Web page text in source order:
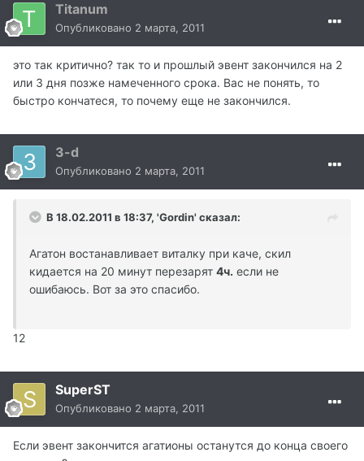
Titanum
Опубликовано 2 марта, 2011
это так критично? так то и прошлый эвент закончился на 2
или 3 дня позже намеченного срока. Вас не понять, то
быстро кончатеся, то почему еще не закончился.
3-d
Опубликовано 2 марта, 2011
В 18.02.2011 в 18:37, 'Gordin' сказал:
Агатон востанавливает виталку при каче, скил
кидается на 20 минут перезарят 4ч. если не
ошибаюсь. Вот за это спасибо.
12
SuperST
Опубликовано 2 марта, 2011
Если эвент закончится агатионы останутся до конца своего